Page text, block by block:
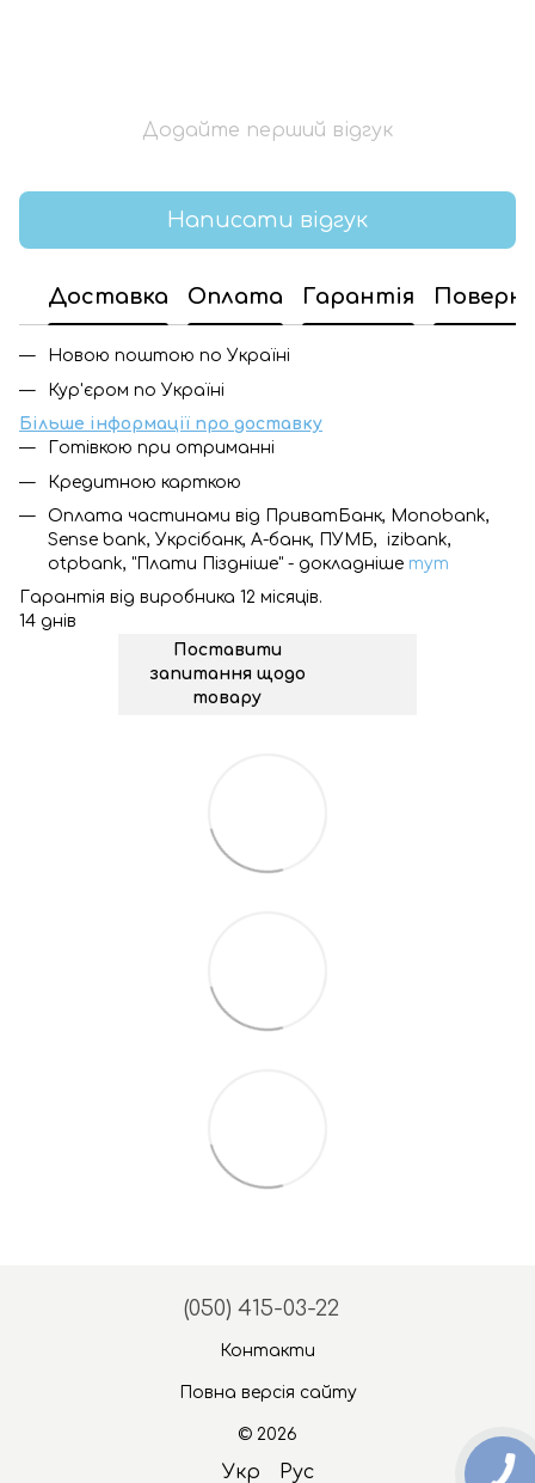
Додайте перший відгук
Написати відгук
Доставка Оплата Гарантія
Новою поштою по Україні
Кур'єром по Україні
Більше інформації про доставку
Готівкою при отриманні
Кредитною карткою
Оплата частинами від ПриватБанк, Monobank,
Sense bank, Укрсібанк, А-банк, ПУМБ, izibank,
otpbank, "Плати Піздніше" - докладніше тут
Гарантія від виробника 12 місяців.
14 днів
Поставити
запитання щодо
товару
(050) 415-03-22
Контакти
Повна версія сайту
© 2026
Укр Рус